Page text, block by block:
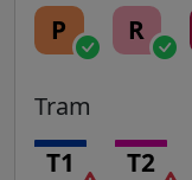
P R
Tram
T1 T2